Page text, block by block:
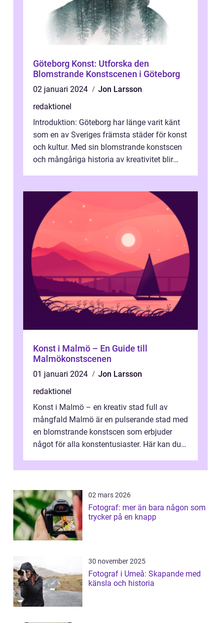
Göteborg Konst: Utforska den
Blomstrande Konstscenen i Göteborg
02 januari 2024
Jon Larsson
redaktionel
Introduktion: Göteborg har länge varit känt
som en av Sveriges främsta städer för konst
och kultur. Med sin blomstrande konstscen
och mångåriga historia av kreativitet blir
Konst i Malmö – En Guide till
Malmökonstscenen
01 januari 2024
Jon Larsson
redaktionel
Konst i Malmö – en kreativ stad full av
mångfald Malmö är en pulserande stad med
en blomstrande konstscen som erbjuder
något för alla konstentusiaster. Här kan du
02 mars 2026
Fotograf: mer än bara någon som
trycker på en knapp
30 november 2025
Fotograf i Umeå: Skapande med
känsla och historia